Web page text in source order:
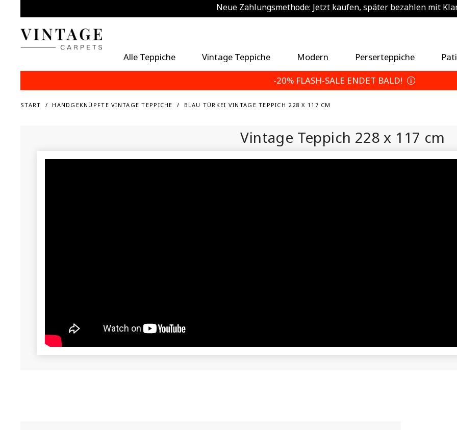
Zusätzlich 5% sparen — Wählen Sie Ihre
Neue Zahlungsmethode: Jetzt kaufen, später bezahlen mit
Alle Teppiche Vintage Teppiche Modern Perserteppiche
-20% FLASH-SALE ENDET BALD!
START HANDGEKNÜPFTE VINTAGE TEPPICHE BLAU TÜRKEI VINTAGE TEPPICH 228 X 117 CM
Vintage Teppich 228 x 117 cm